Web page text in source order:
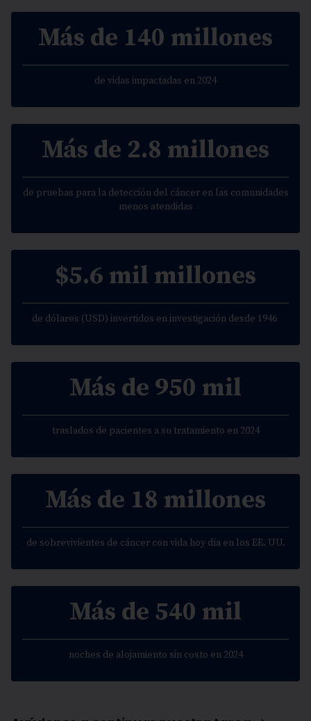
Más de 140 millones
de vidas impactadas en 2024
Más de 2.8 millones
de pruebas para la detección del cáncer en las comunidades
menos atendidas
$5.6 mil millones
de dólares (USD) invertidos en investigación desde 1946
Más de 950 mil
traslados de pacientes a su tratamiento en 2024
Más de 18 millones
de sobrevivientes de cáncer con vida hoy día en los EE. UU.
Más de 540 mil
noches de alojamiento sin costo en 2024